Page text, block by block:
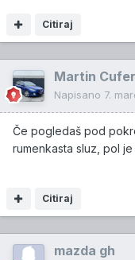
Citiraj
Martin Cufer
Napisano 7.
Če pogledaš pod
rumenkasta sluz, pol
Citiraj
mazda gh